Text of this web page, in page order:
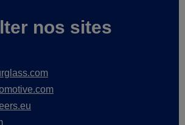
nos sites